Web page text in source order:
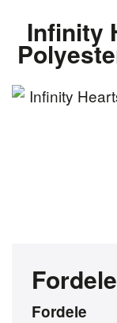
Infinity
Fordele